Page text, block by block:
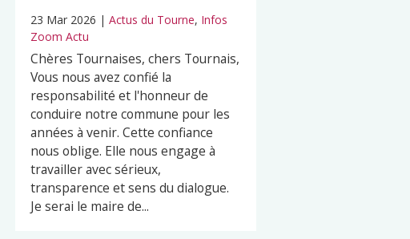
23 Mar 2026 |Actus du Tourne, Infos
Zoom Actu
Chères Tournaises, chers Tournais,
Vous nous avez confié la
responsabilité et l'honneur de
conduire notre commune pour les
années à venir. Cette confiance
nous oblige. Elle nous engage à
travailler avec sérieux,
transparence et sens du dialogue.
Je serai le maire de...